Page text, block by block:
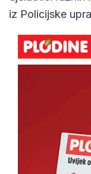
iz Policijske